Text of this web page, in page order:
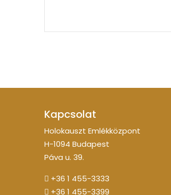
Kapcsolat
Holokauszt Emlékközpont
H-1094 Budapest
Páva u. 39.
+36 1 455-3333
+36 1 455-3399